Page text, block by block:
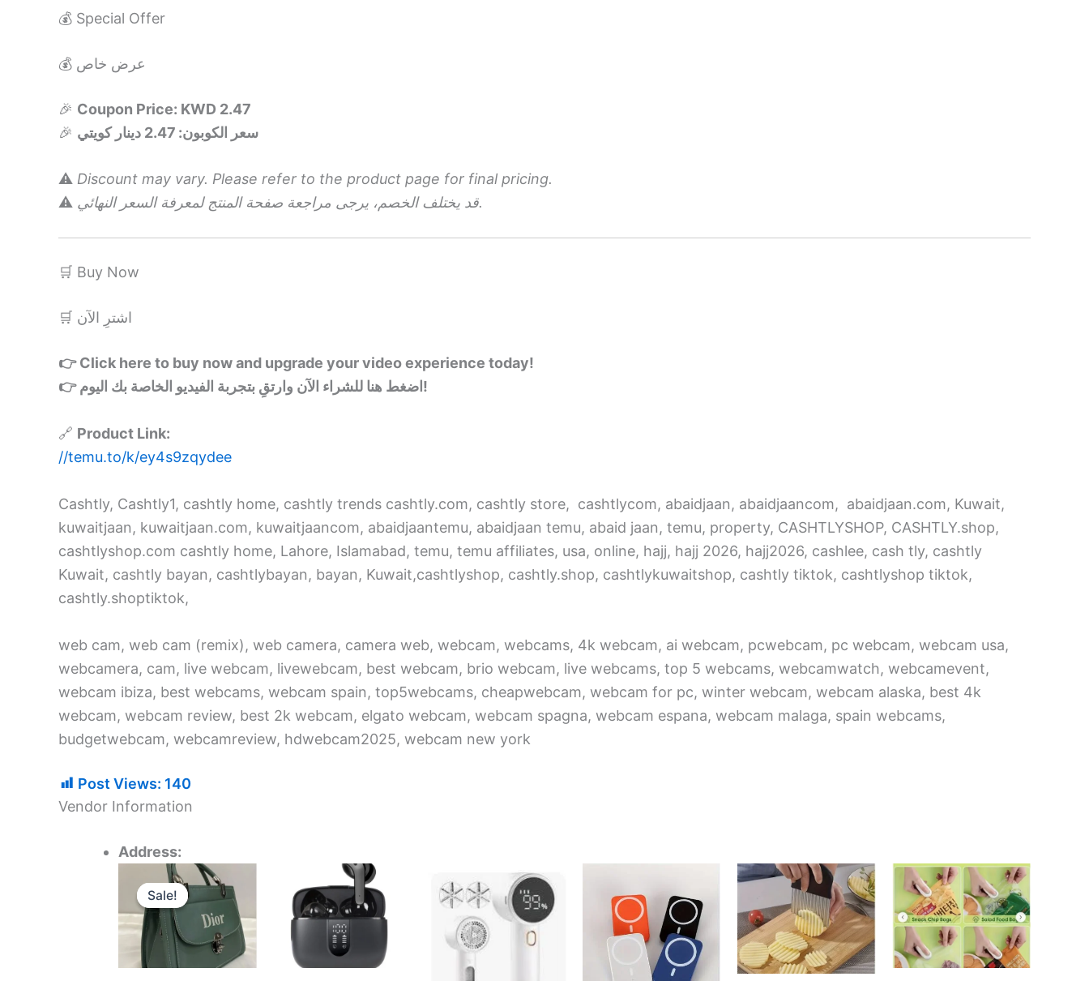
💰 Special Offer
💰 عرض خاص
🎉 Coupon Price: KWD 2.47
🎉
سعر الكوبون: 2.47 دينار كويتي
⚠️ Discount may vary. Please refer to the product page for final pricing.
⚠️
قد يختلف الخصم، يرجى مراجعة صفحة المنتج لمعرفة السعر النهائي.
🛒 Buy Now
🛒 اشترِ الآن
👉 Click here to buy now and upgrade your video experience today!
👉 اضغط هنا للشراء الآن وارتقِ بتجربة الفيديو الخاصة بك اليوم!
🔗 Product Link:
//temu.to/k/ey4s9zqydee
Cashtly, Cashtly1, cashtly home, cashtly trends cashtly.com, cashtly store, cashtlycom, abaidjaan, abaidjaancom, abaidjaan.com, Kuwait,
kuwaitjaan, kuwaitjaan.com, kuwaitjaancom, abaidjaantemu, abaidjaan temu, abaid jaan, temu, property, CASHTLYSHOP, CASHTLY.shop,
cashtlyshop.com cashtly home, Lahore, Islamabad, temu, temu affiliates, usa, online, hajj, hajj 2026, hajj2026, cashlee, cash tly, cashtly
Kuwait, cashtly bayan, cashtlybayan, bayan, Kuwait,cashtlyshop, cashtly.shop, cashtlykuwaitshop, cashtly tiktok, cashtlyshop tiktok,
cashtly.shoptiktok,
web cam, web cam (remix), web camera, camera web, webcam, webcams, 4k webcam, ai webcam, pcwebcam, pc webcam, webcam usa,
webcamera, cam, live webcam, livewebcam, best webcam, brio webcam, live webcams, top 5 webcams, webcamwatch, webcamevent,
webcam ibiza, best webcams, webcam spain, top5webcams, cheapwebcam, webcam for pc, winter webcam, webcam alaska, best 4k
webcam, webcam review, best 2k webcam, elgato webcam, webcam spagna, webcam espana, webcam malaga, spain webcams,
budgetwebcam, webcamreview, hdwebcam2025, webcam new york
Post Views: 140
Vendor Information
Address:
Sale!
Sale!
Original
price
was:
2.200 د.ك.
1.900 د.ك.